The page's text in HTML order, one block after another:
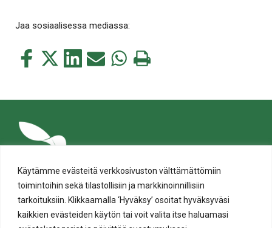
Käytämme evästeitä verkkosivuston välttämättömiin
toimintoihin sekä tilastollisiin ja markkinoinnillisiin
tarkoituksiin. Klikkaamalla ‘Hyväksy’ osoitat hyväksyväsi
kaikkien evästeiden käytön tai voit valita itse haluamasi
Jaa sosiaalisessa mediassa:
Jaa
Jaa
Jaa Jaa Jaa Tulosta